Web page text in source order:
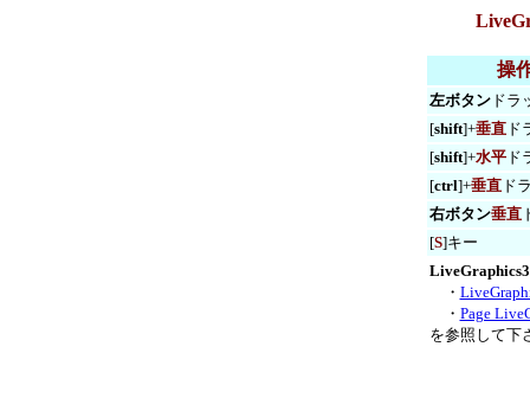
操
左ボタンドラ
[shift]+垂直ド
[shift]+水平ド
[ctrl]+垂直ド
右ボタン垂直
[S]キー
・
・ Page
を参照して下